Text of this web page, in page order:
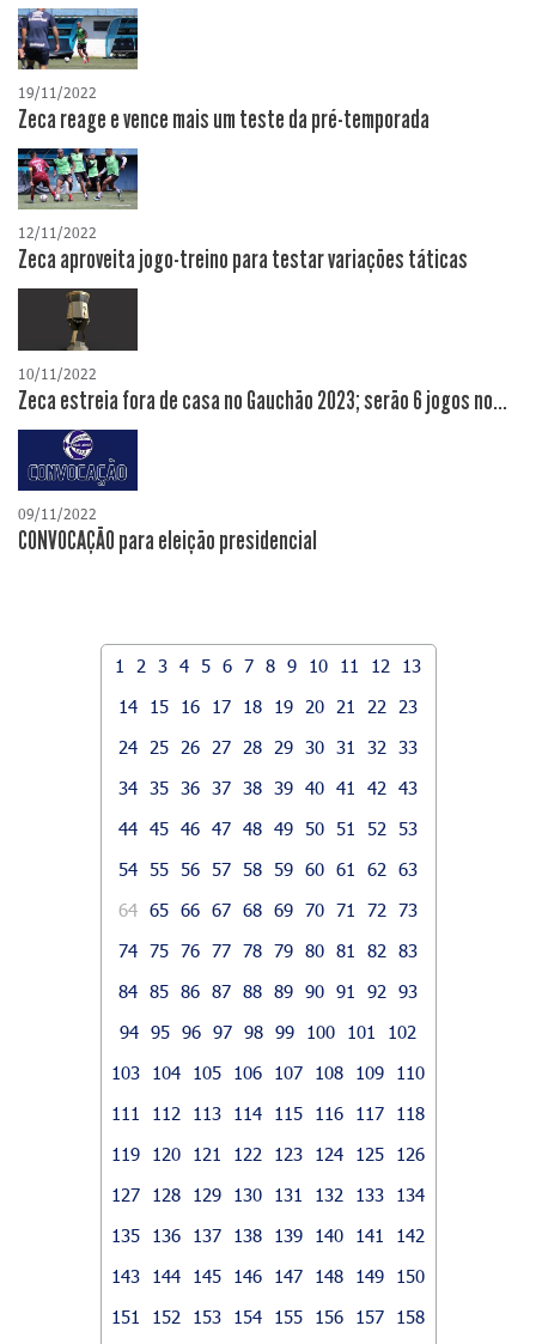
19/11/2022
Zeca reage e vence mais um teste da pré-temporada
12/11/2022
Zeca aproveita jogo-treino para testar variações táticas
10/11/2022
Zeca estreia fora de casa no Gauchão 2023; serão 6 jogos no...
09/11/2022
CONVOCAÇÃO para eleição presidencial
1 2 3 4 5 6 7 8 9 10 11 12
13
14
15 16 17 18 19 20 21 22
23
24
25 26 27 28 29 30 31 32
33
34 35 36 37 38 39 40 41 42
43
44 45 46 47 48 49 50 51 52
53
54 55 56 57 58 59 60 61 62
63
64 65 66 67 68 69 70 71 72
73
74 75 76 77 78 79 80 81 82
83
84 85 86 87 88 89 90 91 92
93
94 95 96 97 98 99 100 101
102
103
104 105 106 107 108 109
110
111
112 113 114 115 116 117
118
119
120 121 122 123 124 125
126
127
128 129 130 131 132 133
134
135
136 137 138 139 140 141
142
143
144 145 146 147 148 149
150
151
152 153 154 155 156 157
158